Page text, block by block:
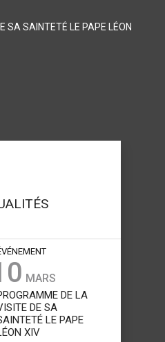
LE PAPE LÉON XIV LE
MARS
DE LA
DE SA
LE PAPE
XIV